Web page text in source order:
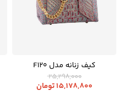
کیف زنانه مدل F120
25,298,000
15,178,800تومان